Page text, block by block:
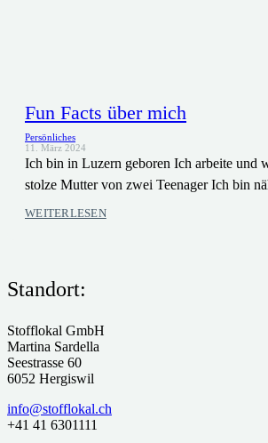
Fun Facts über mich
Persönliches
11. März 2024
Ich bin in Luzern geboren Ich arbeite und
stolze Mutter von zwei Teenager Ich bin
WEITERLESEN
Standort:
Stofflokal GmbH
Martina Sardella
Seestrasse 60
6052 Hergiswil
info@stofflokal.ch
+41 41 6301111